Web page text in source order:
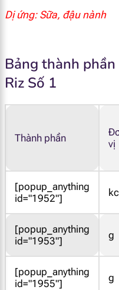
Dị ứng: Sữa, đậu nành
Bảng thành
Riz Số 1
Thành phần
vị
[popup_anything
id="1952"]
[popup_anything
id="1953"]
g
[popup_anything
id="1955"]
g